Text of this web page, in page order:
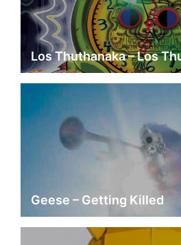
Los Thuthanaka – Los
Geese – Getting Killed